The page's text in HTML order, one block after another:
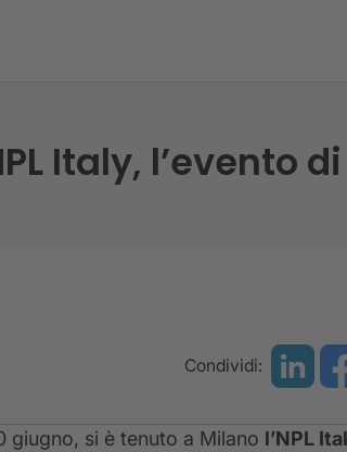
Italy, l’evento
Condividi:
giugno, si è tenuto a Milano l’NPL